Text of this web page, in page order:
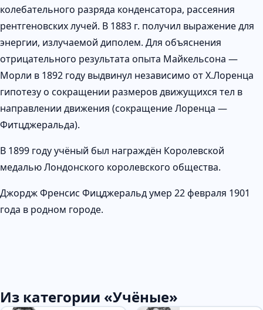
колебательного разряда конденсатора, рассеяния
рентгеновских лучей. В 1883 г. получил выражение для
энергии, излучаемой диполем. Для объяснения
отрицательного результата опыта Майкельсона —
Морли в 1892 году выдвинул независимо от X.Лоренца
гипотезу о сокращении размеров движущихся тел в
направлении движения (сокращение Лоренца —
Фитцджеральда).
В 1899 году учёный был награждён Королевской
медалью Лондонского королевского общества.
Джордж Френсис Фицджеральд умер 22 февраля 1901
года в родном городе.
Из категории «Учёные»